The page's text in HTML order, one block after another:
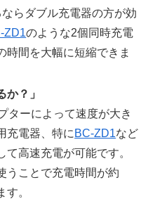
らダブル充電器の方が効
ZD1のような2個同時充電
時間を大幅に短縮できま
か？」
ターによって速度が大き
充電器、特に BC-ZD1など
高速充電が可能です。
うことで充電時間が約
。